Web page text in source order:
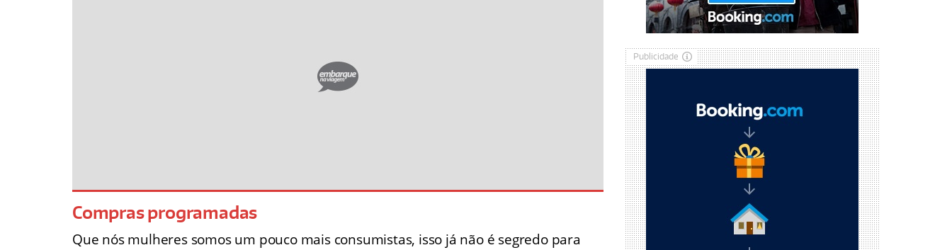
Compras programadas
Que nós mulheres somos um pouco mais consumistas, isso já não é segredo para
Publicidade